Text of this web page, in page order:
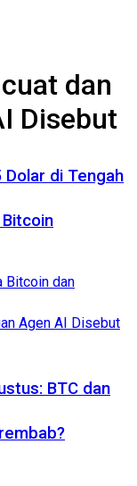
di Tengah
BTC dan
dan
Disebut